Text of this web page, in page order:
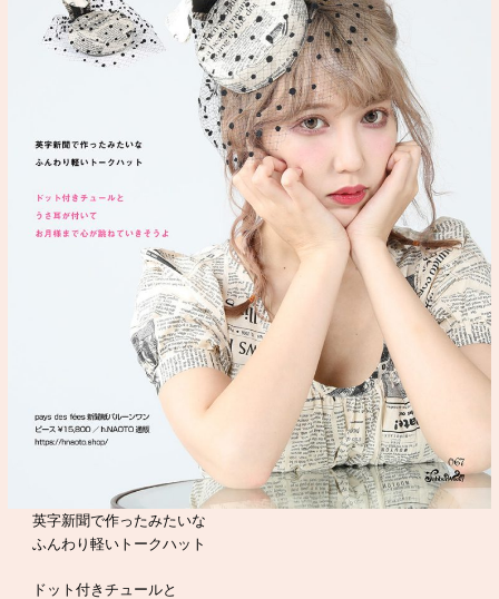
英字新聞で作ったみたいな
ふんわり軽いトークハット
ドット付きチュールと